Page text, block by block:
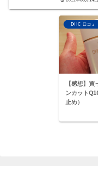
DHC 口コミ
【感想】
ンカット
止め）